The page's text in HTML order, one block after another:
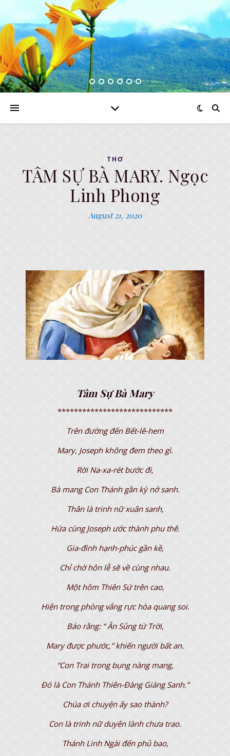
THƠ
TÂM SỰ BÀ MARY. Ngọc
Linh Phong
August 21, 2020
Tâm Sự Bà Mary
****************************
Trên đường đến Bết-lê-hem
Mary, Joseph không đem theo gì.
Rời Na-xa-rét bước đi,
Bà mang Con Thánh gần kỳ nở sanh.
Thân là trinh nữ xuân sanh,
Hứa cùng Joseph ước thành phu thê.
Gia-đình hạnh-phúc gần kề,
Chỉ chờ hôn lễ sẽ về cùng nhau.
Một hôm Thiên Sứ trên cao,
Hiện trong phòng vắng rực hòa quang soi.
Báo rằng: “ Ân Sủng từ Trời,
Mary được phước,” khiến người bất an.
“Con Trai trong bụng nàng mang,
Đó là Con Thánh Thiên-Đàng Giáng Sanh.”
Chúa ơi chuyện ấy sao thành?
Con là trinh nữ duyên lành chưa trao.
Thánh Linh Ngài đến phủ bao,